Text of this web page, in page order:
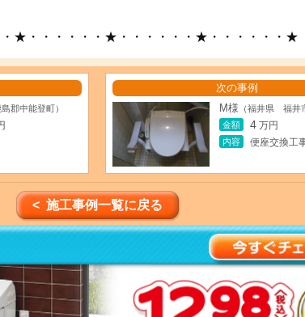
★・・・・・・★・・・・・・★・・・・・・★
島郡中能登町）
次の事例
M様 （福井県 福井
金額
4 万円
内容
便座交換工
< 施工事例一覧に戻る